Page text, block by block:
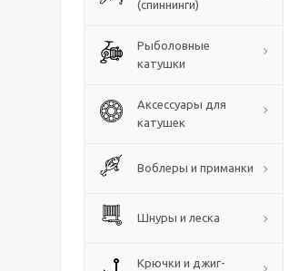
(спиннинги)
Рыболовные
катушки
Аксессуары для
катушек
Воблеры и приманки
Шнуры и леска
Крючки и джиг-